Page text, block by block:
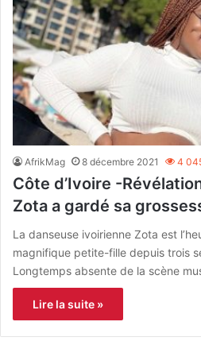
AfrikMag 8 décembre 2021 4
Côte d’Ivoire -
Zota a gardé sa
La danseuse ivoirienne Zota est
magnifique petite-fille depuis trois
Longtemps absente de la scène
Lire la suite »